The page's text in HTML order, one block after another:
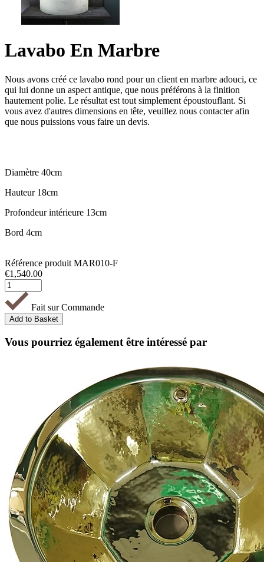
Lavabo En Marbre
Nous avons créé ce lavabo rond pour un client en marbre adouci, ce
qui lui donne un aspect antique, que nous préférons à la finition
hautement polie. Le résultat est tout simplement époustouflant. Si
vous avez d'autres dimensions en tête, veuillez nous contacter afin
que nous puissions vous faire un devis.
Diamètre 40cm
Hauteur 18cm
Profondeur intérieure 13cm
Bord 4cm
Référence produit MAR010-F
€1,540.00
Fait sur Commande
Vous pourriez également être intéressé par